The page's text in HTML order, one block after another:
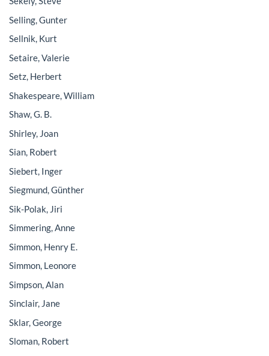
Selling, Gunter
Sellnik, Kurt
Setaire, Valerie
Setz, Herbert
Shakespeare, William
Shaw, G. B.
Shirley, Joan
Sian, Robert
Siebert, Inger
Siegmund, Günther
Sik-Polak, Jiri
Simmering, Anne
Simmon, Henry E.
Simmon, Leonore
Simpson, Alan
Sinclair, Jane
Sklar, George
Sloman, Robert